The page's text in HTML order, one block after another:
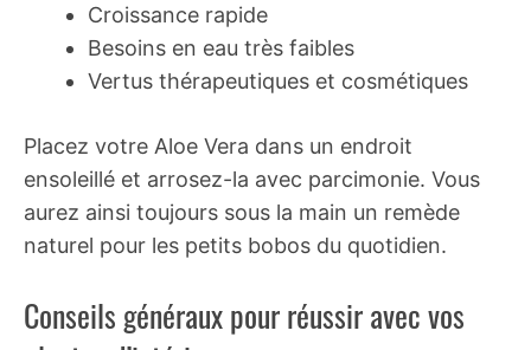
Croissance rapide
Besoins en eau très faibles
Vertus thérapeutiques et cosmétiques
Placez votre Aloe Vera dans un endroit
ensoleillé et arrosez-la avec parcimonie. Vous
aurez ainsi toujours sous la main un remède
naturel pour les petits bobos du quotidien.
Conseils généraux pour réussir avec vos